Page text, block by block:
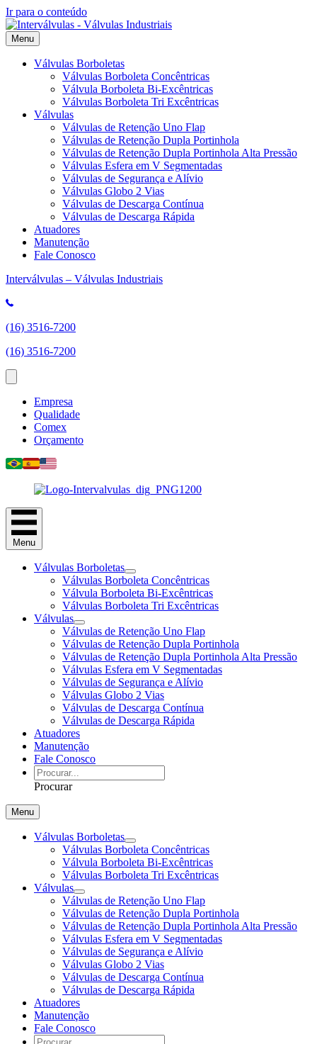
Ir para o conteúdo
Menu
Válvulas Borboletas
Válvulas Borboleta Concêntricas
Válvula Borboleta Bi-Excêntricas
Válvulas Borboleta Tri Excêntricas
Válvulas
Válvulas de Retenção Uno Flap
Válvulas de Retenção Dupla Portinhola
Válvulas de Retenção Dupla Portinhola Alta Pressão
Válvulas Esfera em V Segmentadas
Válvulas de Segurança e Alívio
Válvulas Globo 2 Vias
Válvulas de Descarga Contínua
Válvulas de Descarga Rápida
Atuadores
Manutenção
Fale Conosco
Interválvulas – Válvulas Industriais
(16) 3516-7200
(16) 3516-7200
Empresa
Qualidade
Comex
Orçamento
Menu
Válvulas Borboletas
Válvulas Borboleta Concêntricas
Válvula Borboleta Bi-Excêntricas
Válvulas Borboleta Tri Excêntricas
Válvulas
Válvulas de Retenção Uno Flap
Válvulas de Retenção Dupla Portinhola
Válvulas de Retenção Dupla Portinhola Alta Pressão
Válvulas Esfera em V Segmentadas
Válvulas de Segurança e Alívio
Válvulas Globo 2 Vias
Válvulas de Descarga Contínua
Válvulas de Descarga Rápida
Atuadores
Manutenção
Fale Conosco
Procurar
Menu
Válvulas Borboletas
Válvulas Borboleta Concêntricas
Válvula Borboleta Bi-Excêntricas
Válvulas Borboleta Tri Excêntricas
Válvulas
Válvulas de Retenção Uno Flap
Válvulas de Retenção Dupla Portinhola
Válvulas de Retenção Dupla Portinhola Alta Pressão
Válvulas Esfera em V Segmentadas
Válvulas de Segurança e Alívio
Válvulas Globo 2 Vias
Válvulas de Descarga Contínua
Válvulas de Descarga Rápida
Atuadores
Manutenção
Fale Conosco